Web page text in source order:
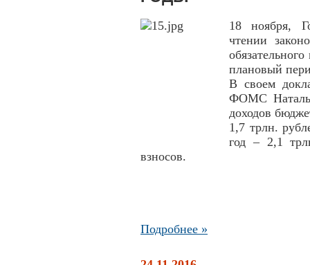
18 ноября,
чтении
плановый
В своем
ФОМС
доходов
1,7 трлн.
год – 2,1
взносов.
Подробнее »